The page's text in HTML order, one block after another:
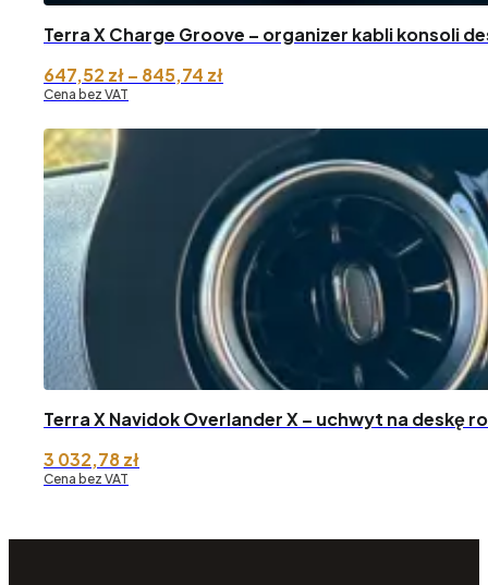
Terra X Charge Groove – organizer kabli konsoli
647,52 zł– 845,74 złZakres
do 845,74 zł
Cena bez VAT
Terra X Navidok Overlander X – uchwyt na deskę
3 032,78zł
Cena bez VAT